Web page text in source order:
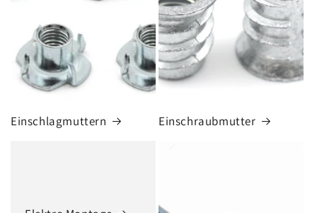
Einschlagmuttern Einschraubmutter